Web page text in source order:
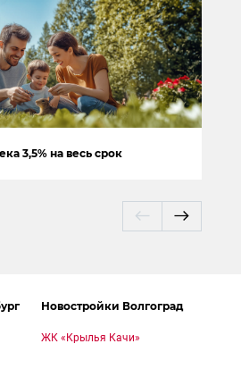
3,5% на весь срок
Новостройки Волгоград
ЖК «Крылья Качи»